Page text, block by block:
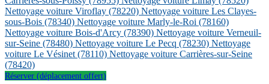
Nettoyage voiture Viroflay (78220) Nettoyage voiture Les Clayes-
sous-Bois (78340) Nettoyage voiture Marly-le-Roi (78160)
Nettoyage voiture Bois-d'Arcy (78390) Nettoyage voiture Verneuil-
sur-Seine (78480) Nettoyage voiture Le Pecq (78230) Nettoyage
voiture Le Vésinet(78110) Nettoyage voiture Carrières-sur-Seine
(78420)
Réserver (déplacement offert)